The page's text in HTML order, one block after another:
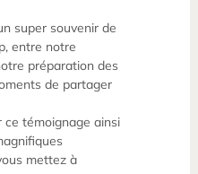
super souvenir de
entre notre
préparation des
de partager
ce témoignage ainsi
mettez à